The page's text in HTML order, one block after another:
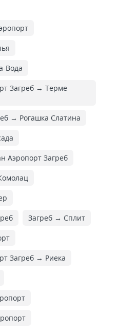
Вода
Загреб → Терме
→ Рогашка Слатина
Аэропорт Загреб
Загреб → Сплит
Загреб → Риека